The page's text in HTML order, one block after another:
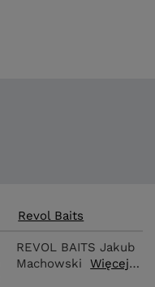
Revol Baits
REVOL BAITS Jakub
Machowski
Więcej